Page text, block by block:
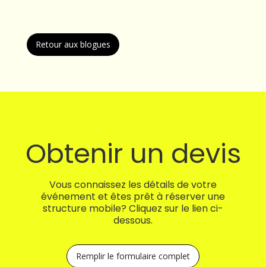
Retour aux blogues
Obtenir un devis
Vous connaissez les détails de votre
événement et êtes prêt à réserver une
structure mobile? Cliquez sur le lien ci-
dessous.
Remplir le formulaire complet